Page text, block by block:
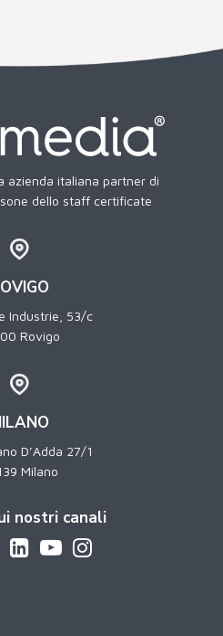
azienda italiana partner di
dello staff certificate
Industrie, 53/c
Rovigo
D’Adda 27/1
Milano
nostri canali